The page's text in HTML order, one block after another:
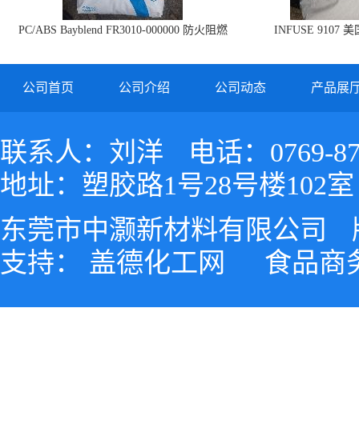
PC/ABS Bayblend FR3010-000000 防火阻燃
INFUSE 9107 美
公司首页 公司介绍 公司动态 产品展
联系人：刘洋
电话：0769-
地址：塑胶路1号28号楼102室
东莞市中灏新材料有限公司
支持： 盖德化工网 食品商